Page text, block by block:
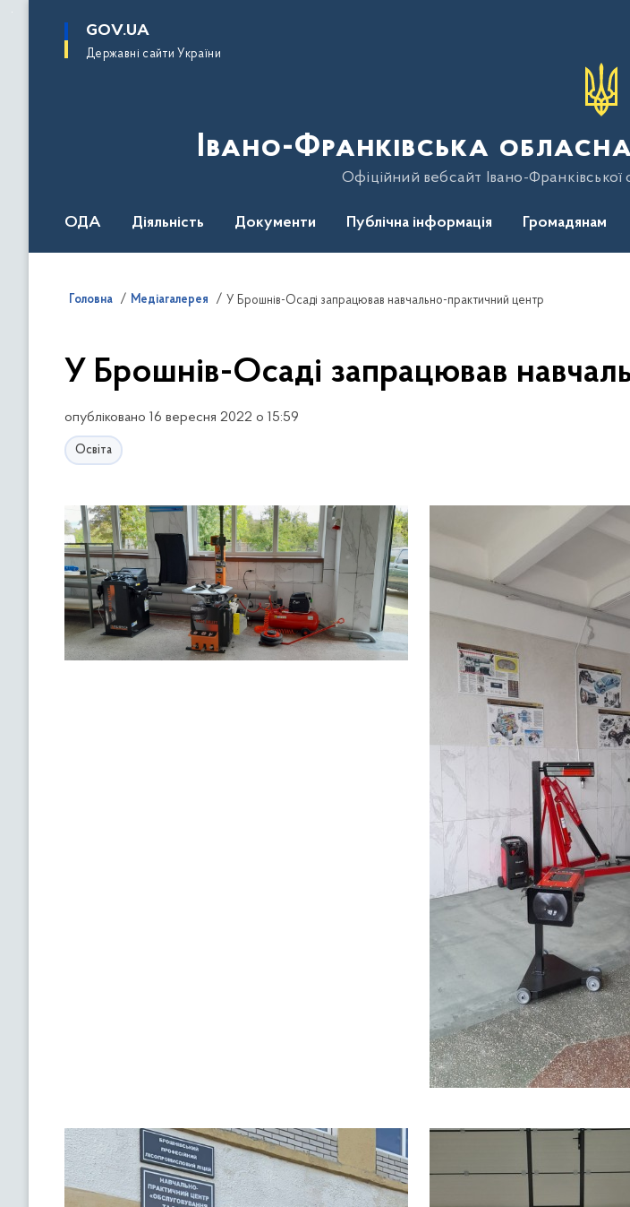
основного
GOV.UA
Державні сайти України
Івано-Франківська
Офіційний вебсайт Івано-Франківської
ОДА Діяльність Документи Публічна інформація Громадянам
Головна Медіагалерея У Брошнів-Осаді запрацював навчально-практичний центр
У Брошнів-Осаді запрацював
опубліковано 16 вересня 2022 о 15:59
Освіта